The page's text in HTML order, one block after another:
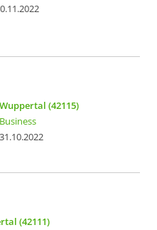
Wuppertal (42115)
Business
31.10.2022
(42111)